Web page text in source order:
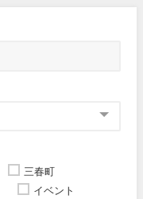
三春町
イベント